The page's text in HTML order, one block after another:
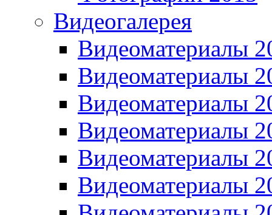
Видеогалерея
Видеоматериалы
Видеоматериалы
Видеоматериалы
Видеоматериалы
Видеоматериалы
Видеоматериалы